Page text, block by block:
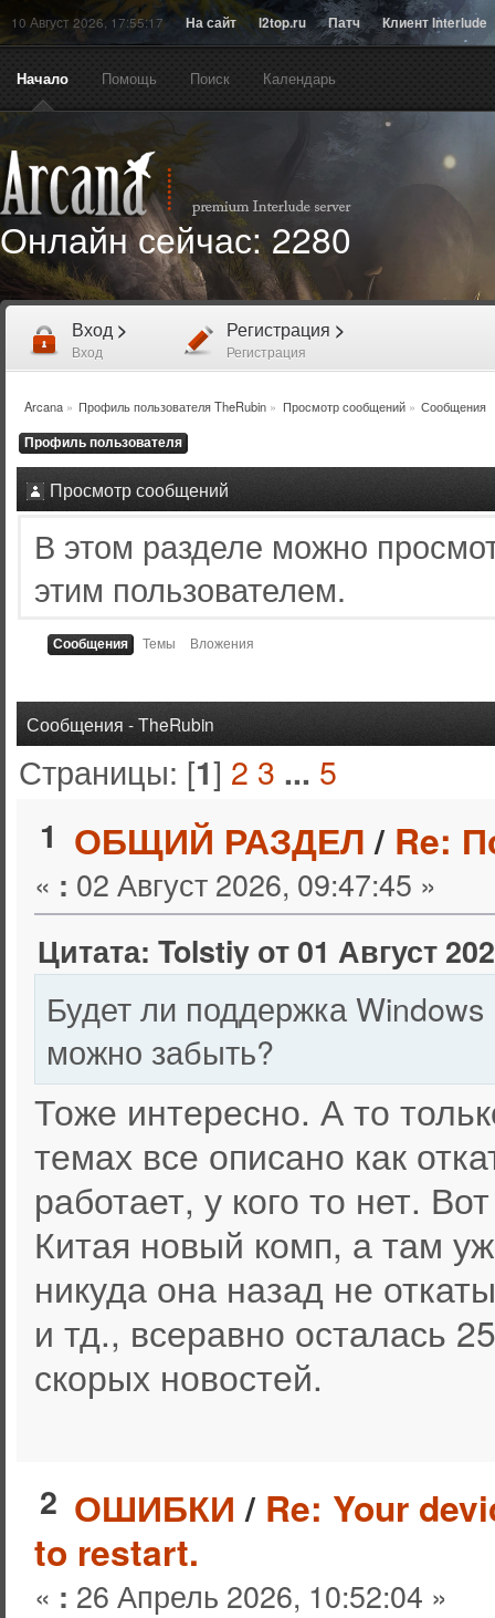
10 Август 2026, 17:55:17 На сайт l2top.ru Патч Клиент Interlude
Начало Помощь Поиск Календарь
Онлайн сейчас:2280
Вход >
Вход
Регистрация >
Регистрация
Arcana» Профиль пользователя TheRubin » Просмотр сообщений» Сообщения
Профиль пользователя
Просмотр сообщений
В этом разделе можно
этим пользователем.
Сообщения Темы Вложения
Сообщения - TheRubin
Страницы: [1] 2 3 ... 5
1 ОБЩИЙ РАЗДЕЛ/ Re:
« : 02 Август 2026, 09:47:45 »
Цитата: Tolstiy от 01 Август
Будет ли поддержка
можно забыть?
Тоже интересно. А то
темах все описано как
работает, у кого то нет.
Китая новый комп, а там
никуда она назад не
и тд., всеравно осталась
скорых новостей.
2 ОШИБКИ / Re: Your
to restart.
« : 26 Апрель 2026, 10:52:04 »